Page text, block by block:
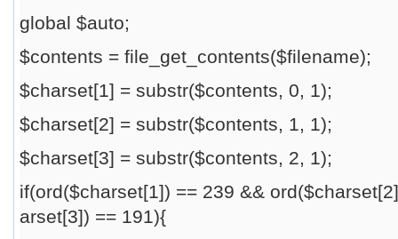
global $auto;
$contents = file_get_contents($filename);
$charset[1] = substr($contents, 0, 1);
$charset[2] = substr($contents, 1, 1);
$charset[3] = substr($contents, 2, 1);
if(ord($charset[1]) == 239 &&
arset[3]) == 191){